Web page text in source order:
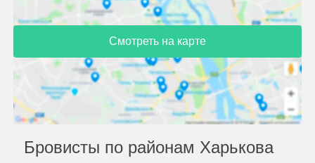
Смотреть на карте
Бровисты по районам Харькова